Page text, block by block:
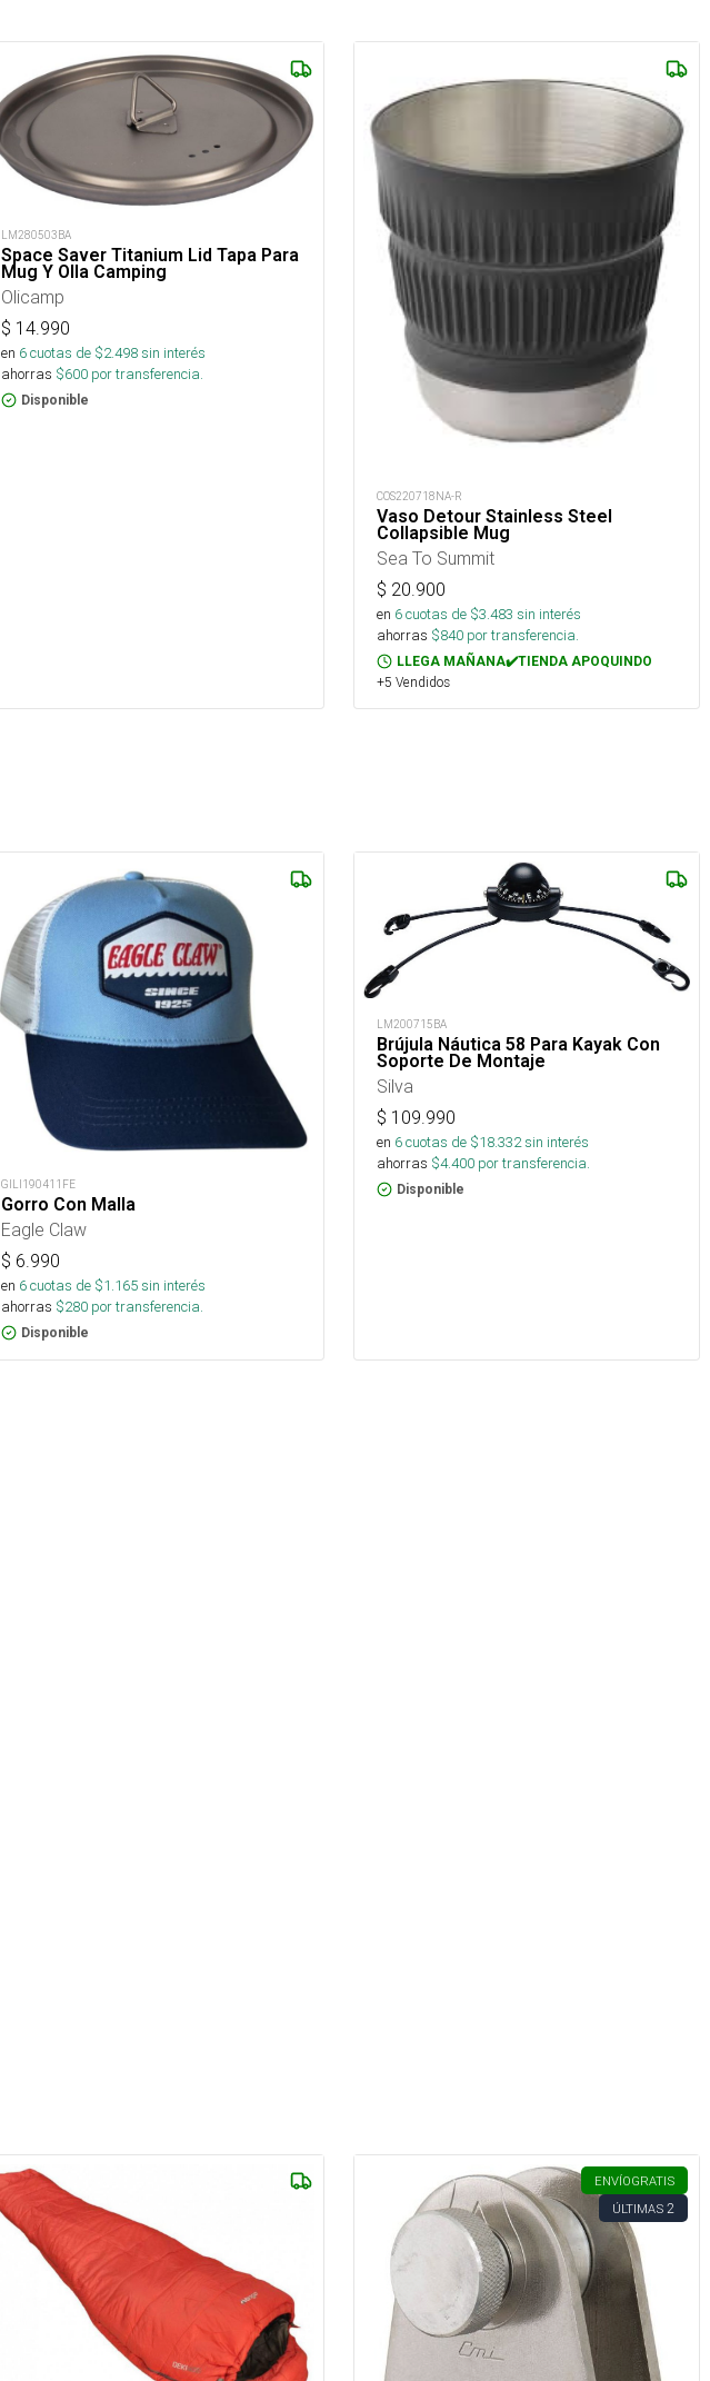
LM280503BA
Space Saver Titanium Lid Tapa Para
Mug Y Olla Camping
Olicamp
$ 14.990
en 6cuotas de $2.498sin interés
ahorras $600 por transferencia.
Disponible
COS220718NA-R
Vaso Detour Stainless Steel
Collapsible Mug
Sea To Summit
$ 20.900
en 6cuotas de $3.483 sin interés
ahorras $840 por transferencia.
LLEGA MAÑANA✔️TIENDA APOQUINDO
+5 Vendidos
GILI190411FE
Gorro Con Malla
Eagle Claw
$ 6.990
en 6cuotas de $1.165sin interés
ahorras $280 por transferencia.
Disponible
LM200715BA
Brújula Náutica 58 Para Kayak Con
Soporte De Montaje
Silva
$ 109.990
en 6cuotas de $18.332sin interés
ahorras $4.400 por transferencia.
Disponible
ENVÍOGRATIS
ÚLTIMAS 2